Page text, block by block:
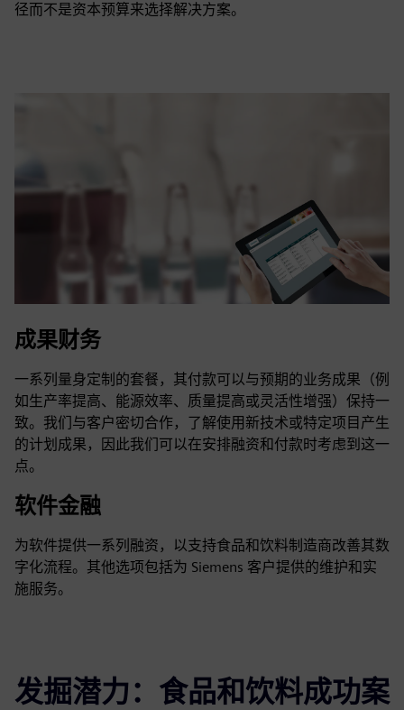
径而不是资本预算来选择解决方案。
成果财务
一系列量身定制的套餐，其付款可以与预期的业务成果（例
如生产率提高、能源效率、质量提高或灵活性增强）保持一
致。我们与客户密切合作，了解使用新技术或特定项目产生
的计划成果，因此我们可以在安排融资和付款时考虑到这一
点。
软件金融
为软件提供一系列融资，以支持食品和饮料制造商改善其数
字化流程。其他选项包括为 Siemens 客户提供的维护和实
施服务。
发掘潜力：食品和饮料成功案